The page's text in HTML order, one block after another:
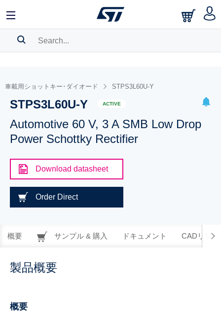
BOOKMARK
Pleaselog into show your saved searches.
車載用ショットキー･ダイオード STPS3L60U-Y
STPS3L60U-Y ACTIVE
Automotive 60 V, 3 A SMB Low Drop
Power Schottky Rectifier
Download datasheet
Order Direct
概要 サンプル & 購入 ドキュメント CADリソー
製品概要
概要